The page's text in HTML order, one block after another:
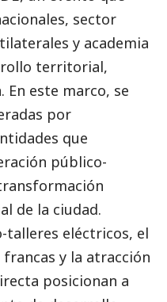
sector
y academia
territorial,
este marco, se
por
que
público-
de la ciudad.
talleres eléctricos, el
y la atracción
posicionan a